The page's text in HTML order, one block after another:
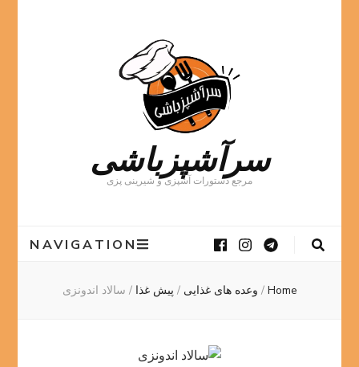
سرآشپزباشی
مرجع دستورات آشپزی و شیرینی پزی
NAVIGATION
Home
/ وعده های غذایی/ پیش غذا/ سالاد اندونزی